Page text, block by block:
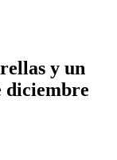
y un
diciembre